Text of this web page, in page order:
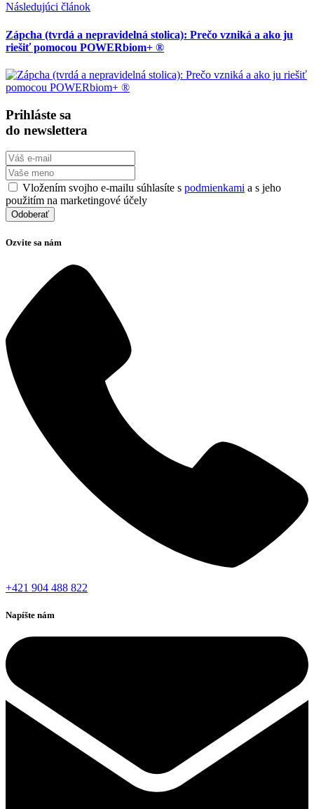
Následujúci článok
Zápcha (tvrdá a nepravidelná stolica): Prečo vzniká a ako ju
riešiť pomocou POWERbiom+ ®
Prihláste sa
do newslettera
Vložením svojho e-mailu súhlasíte s podmienkami a s jeho
použitím na marketingové účely
Ozvite sa nám
+421 904 488 822
Napíšte nám